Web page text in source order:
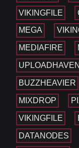
VIKINGFILE
MEGA
MEDIAFIRE
UPLOADHAVEN
BUZZHEAVIER
MIXDROP
VIKINGFILE
DATANODES